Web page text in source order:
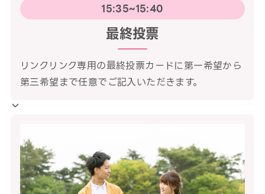
15:35~15:40
最終投票
リンクリンク専用の最終投票カードに第一希望から
第三希望まで任意でご記入いただきます。